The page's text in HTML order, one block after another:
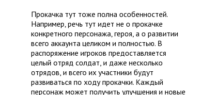
Прокачка тут тоже полна особенностей.
Например, речь тут идет не о прокачке
конкретного персонажа, героя, а о развитии
всего аккаунта целиком и полностью. В
распоряжение игроков предоставляется
целый отряд солдат, и даже несколько
отрядов, и всего их участники будут
развиваться по ходу прокачки. Каждый
персонаж может получить улучшения и новые